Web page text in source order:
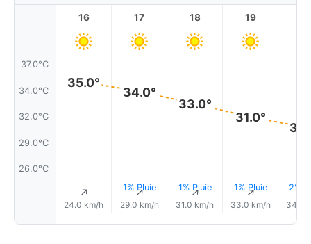
37.0°C
34.0°C
32.0°C
29.0°C
26.0°C
16
35.0°
↑
24.0 km/h
17
34.0°
1% Pluie
↑
29.0 km/h
18
33.0°
1% Pluie
↑
31.0 km/h
19
31.0°
1% Pluie
↑
33.0 km/h
2%
34.0